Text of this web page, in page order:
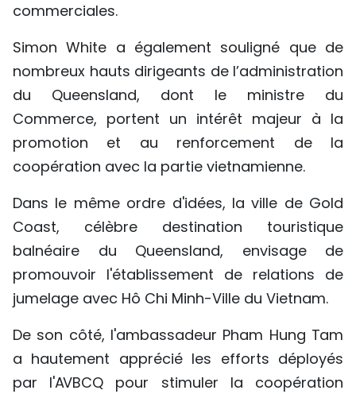
commerciales.
Simon White a également souligné que de
nombreux hauts dirigeants de l’administration
du Queensland, dont le ministre du
Commerce, portent un intérêt majeur à la
promotion et au renforcement de la
coopération avec la partie vietnamienne.
Dans le même ordre d'idées, la ville de Gold
Coast, célèbre destination touristique
balnéaire du Queensland, envisage de
promouvoir l'établissement de relations de
jumelage avec Hô Chi Minh-Ville du Vietnam.
De son côté, l'ambassadeur Pham Hung Tam
a hautement apprécié les efforts déployés
par l'AVBCQ pour stimuler la coopération